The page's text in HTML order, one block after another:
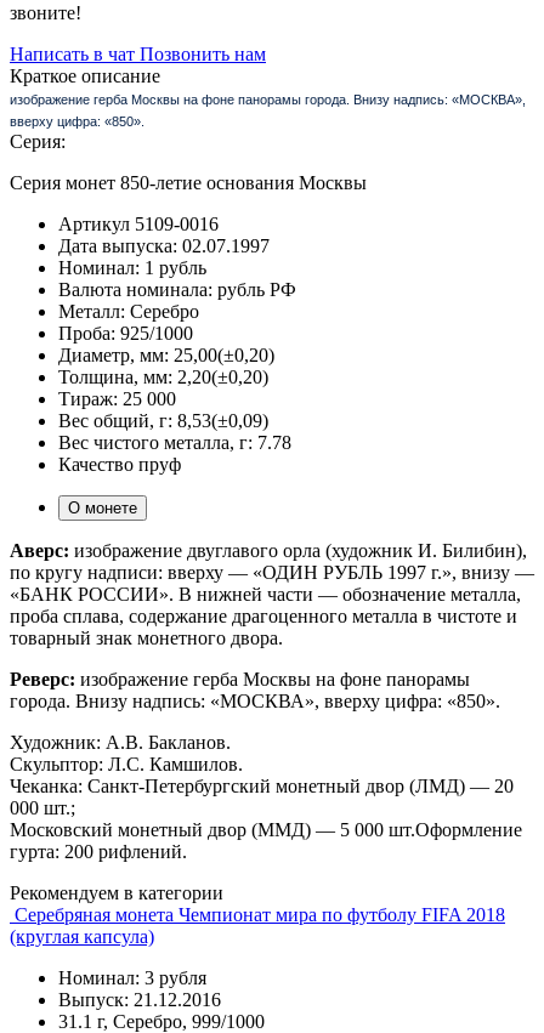
звоните!
Написать в чат Позвонить нам
Краткое описание
изображение герба Москвы на фоне панорамы города. Внизу надпись: «МОСКВА»,
вверху цифра: «850».
Серия:
Серия монет 850-летие основания Москвы
Артикул 5109-0016
Дата выпуска: 02.07.1997
Номинал: 1 рубль
Валюта номинала: рубль РФ
Металл: Серебро
Проба: 925/1000
Диаметр, мм: 25,00(±0,20)
Толщина, мм: 2,20(±0,20)
Тираж: 25 000
Вес общий, г: 8,53(±0,09)
Вес чистого металла, г: 7.78
Качество пруф
О монете
Аверс: изображение двуглавого орла (художник И. Билибин),
по кругу надписи: вверху — «ОДИН РУБЛЬ 1997 г.», внизу —
«БАНК РОССИИ». В нижней части — обозначение металла,
проба сплава, содержание драгоценного металла в чистоте и
товарный знак монетного двора.
Реверс: изображение герба Москвы на фоне панорамы
города. Внизу надпись: «МОСКВА», вверху цифра: «850».
Художник: А.В. Бакланов.
Скульптор: Л.С. Камшилов.
Чеканка: Санкт-Петербургский монетный двор (ЛМД) — 20
000 шт.;
Московский монетный двор (ММД) — 5 000 шт.Оформление
гурта: 200 рифлений.
Рекомендуем в категории
Серебряная монета Чемпионат мира по футболу FIFA 2018
(круглая капсула)
Номинал: 3 рубля
Выпуск: 21.12.2016
31.1 г, Серебро, 999/1000